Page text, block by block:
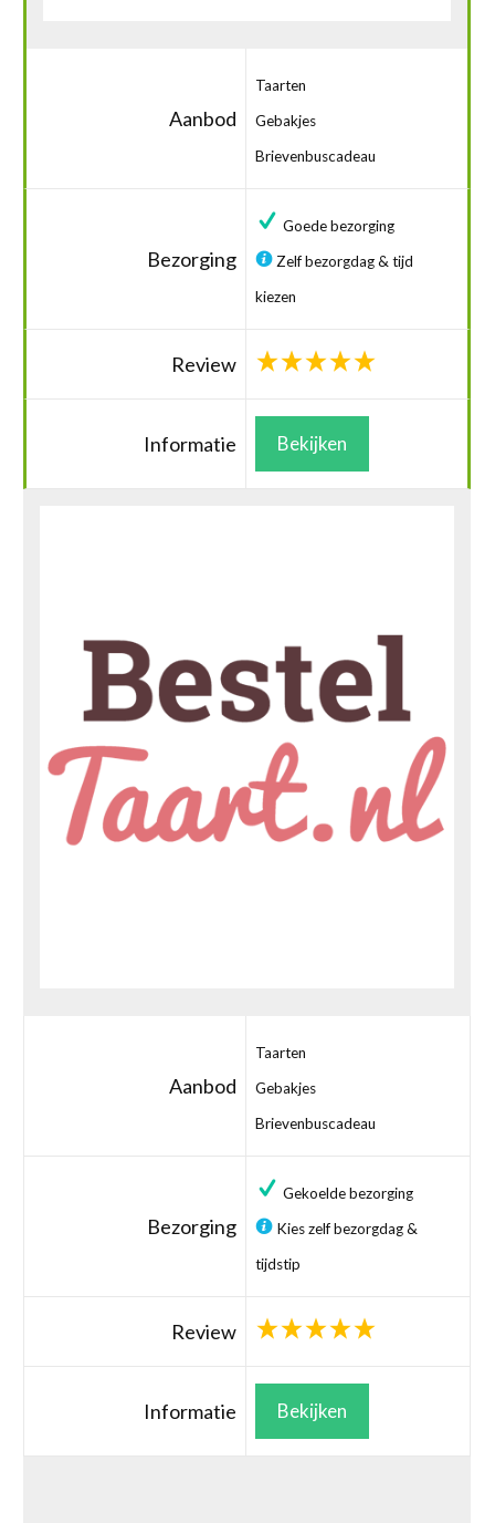
Aanbod
Taarten
Gebakjes
Brievenbuscadeau
Bezorging
Goede bezorging
Zelf bezorgdag & tijd
kiezen
Review
Informatie Bekijken
Aanbod
Taarten
Gebakjes
Brievenbuscadeau
Bezorging
Gekoelde bezorging
Kies zelf bezorgdag &
tijdstip
Review
Informatie Bekijken